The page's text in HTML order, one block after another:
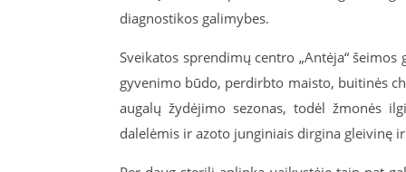
diagnostikos galimybes.
Sveikatos sprendimų centro „Antėja“
gyvenimo būdo, perdirbto maisto, buitinės
augalų žydėjimo sezonas, todėl žmonės
dalelėmis ir azoto junginiais dirgina gleivinę